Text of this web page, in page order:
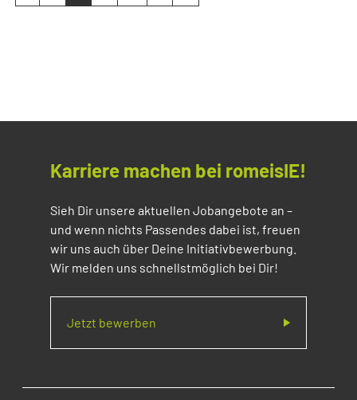
Karriere machen bei romeisIE!
Sieh Dir unsere aktuellen Jobangebote an –
und wenn nichts Passendes dabei ist, freuen
wir uns auch über Deine Initiativbewerbung.
Wir melden uns schnellstmöglich bei Dir!
Jetzt bewerben